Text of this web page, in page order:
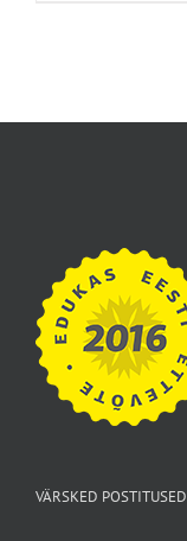
VÄRSKED POSTITUSED